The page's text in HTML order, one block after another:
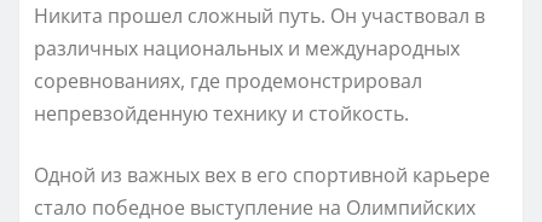
Никита прошел сложный путь. Он участвовал в
различных национальных и международных
соревнованиях, где продемонстрировал
непревзойденную технику и стойкость.
Одной из важных вех в его спортивной карьере
стало победное выступление на Олимпийских